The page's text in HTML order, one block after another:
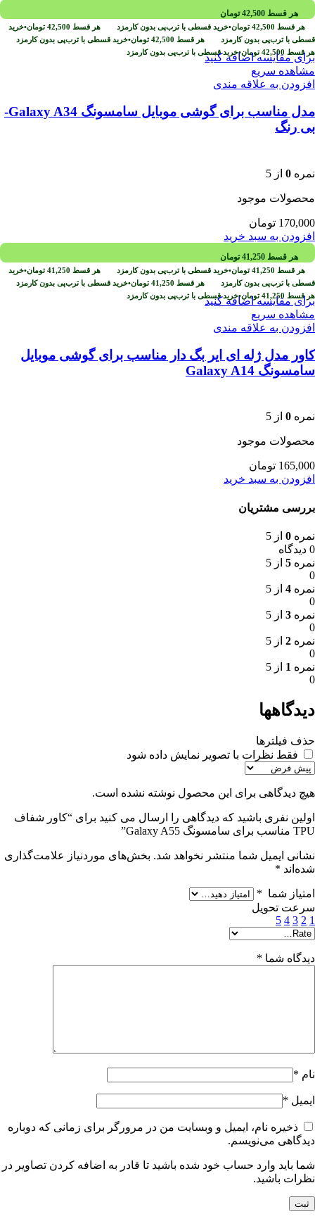
هر قسط 42,500 تومان
هر قسط 42,500 تومان•خرید قسطی با ترب‌پی بدون کارمزد هر قسط 42,500 تومان•خرید
قسطی با ترب‌پی بدون کارمزد
هر قسط 42,500 تومان•خرید قسطی با ترب‌پی بدون کارمزد
هر قسط 42,500 تومان•خرید قسطی با ترب‌پی بدون کارمزدبرای مقایسه اضافه کنید
مشاهده سریع
افزودن به علاقه مندی
مدل مناسب برای گوشی موبایل سامسونگ Galaxy A34-
بی رنگ
نمره 0 از 5
محصولات موجود
170,000 تومان
افزودن به سبد خرید
هر قسط 41,250 تومان
هر قسط 41,250 تومان•خرید قسطی با ترب‌پی بدون کارمزد هر قسط 41,250 تومان•خرید
قسطی با ترب‌پی بدون کارمزد
هر قسط 41,250 تومان•خرید قسطی با ترب‌پی بدون کارمزد
هر قسط 41,250 تومان•خرید قسطی با ترب‌پی بدون کارمزدبرای مقایسه اضافه کنید
مشاهده سریع
افزودن به علاقه مندی
کاور مدل ژله ای ایر بگ دار مناسب برای گوشی موبایل
سامسونگ Galaxy A14
نمره 0 از 5
محصولات موجود
165,000 تومان
افزودن به سبد خرید
بررسی مشتریان
نمره 0 از 5
0 دیدگاه
نمره 5 از 5
0
نمره 4 از 5
0
نمره 3 از 5
0
نمره 2 از 5
0
نمره 1 از 5
0
دیدگاهها
حذف فیلترها
فقط نظرات با تصویر نمایش داده شود
هیچ دیدگاهی برای این محصول نوشته نشده است.
اولین نفری باشید که دیدگاهی را ارسال می کنید برای “کاور شفاف
TPU مناسب برای سامسونگ Galaxy A55”
نشانی ایمیل شما منتشر نخواهد شد. بخش‌های موردنیاز علامت‌گذاری
شده‌اند *
امتیاز شما *
سرعت تحویل
1
2
3
4
5
دیدگاه شما *
نام *
ایمیل *
ذخیره نام، ایمیل و وبسایت من در مرورگر برای زمانی که دوباره
دیدگاهی می‌نویسم.
شما باید وارد حساب خود شده باشید تا قادر به اضافه کردن تصاویر در
نظرات باشید.